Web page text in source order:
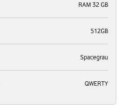
RAM 32 GB
512GB
Spacegrau
QWERTY